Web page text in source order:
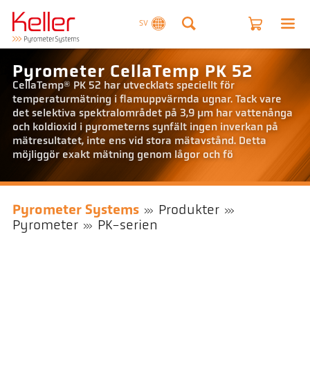
SV
Pyrometer CellaTemp PK 52
CellaTemp® PK 52 har utvecklats speciellt för
temperaturmätning i flamuppvärmda ugnar. Tack vare
det selektiva spektralområdet på 3,9 µm har vattenånga
och koldioxid i pyrometerns synfält ingen inverkan på
mätresultatet, inte ens vid stora mätavstånd. Detta
möjliggör exakt mätning genom lågor och fö
Pyrometer Systems
Produkter
Pyrometer
PK-serien